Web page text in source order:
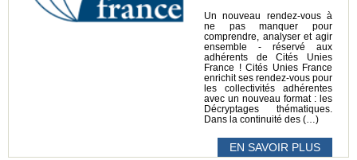
Un nouveau rendez-vous à
ne pas manquer pour
comprendre, analyser et agir
ensemble - réservé aux
adhérents de Cités Unies
France ! Cités Unies France
enrichit ses rendez-vous pour
les collectivités adhérentes
avec un nouveau format : les
Décryptages thématiques.
Dans la continuité des (…)
EN SAVOIR PLUS